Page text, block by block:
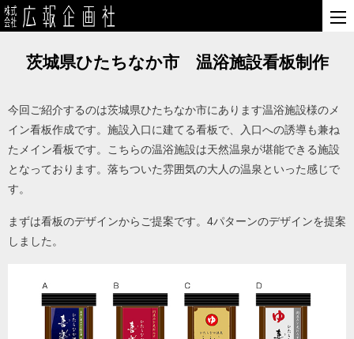
茨城県ひたちなか市 温浴施設看板制作
今回ご紹介するのは茨城県ひたちなか市にあります温浴施設様のメ
イン看板作成です。施設入口に建てる看板で、入口への誘導も兼ね
たメイン看板です。こちらの温浴施設は天然温泉が堪能できる施設
となっております。落ちついた雰囲気の大人の温泉といった感じで
す。
まずは看板のデザインからご提案です。4パターンのデザインを提案
しました。